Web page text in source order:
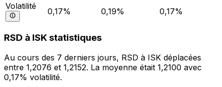
Volatilité
0,17% 0,19% 0,17%
RSD à ISK statistiques
Au cours des 7 derniers jours, RSD à ISK déplacées
entre 1,2076 et 1,2152. La moyenne était 1,2100 avec
0,17% volatilité.